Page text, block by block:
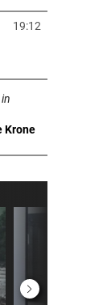
Stunde
Stunde
ruft
Stunde
19:12
öffnen
Krone